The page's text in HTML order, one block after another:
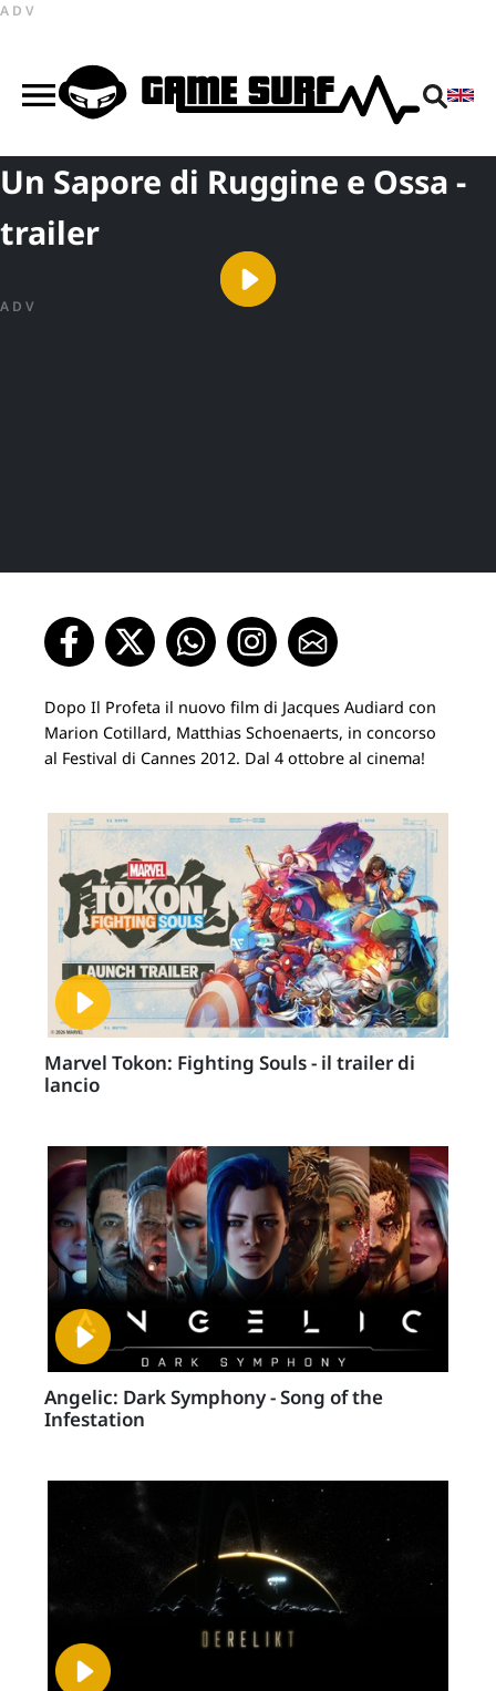
ADV
Un Sapore di Ruggine e Ossa -
trailer
ADV
Dopo Il Profeta il nuovo film di Jacques Audiard con
Marion Cotillard, Matthias Schoenaerts, in concorso
al Festival di Cannes 2012. Dal 4 ottobre al cinema!
Marvel Tokon: Fighting Souls - il trailer di
lancio
Angelic: Dark Symphony - Song of the
Infestation